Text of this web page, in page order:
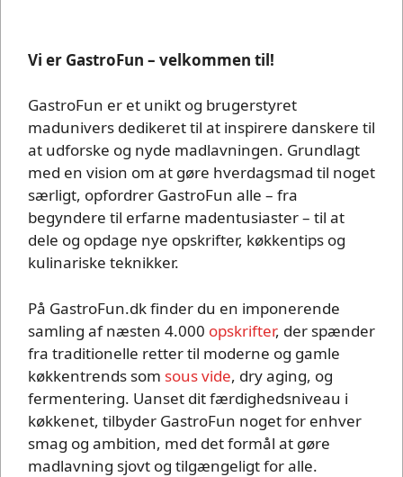
Vi er GastroFun – velkommen til!
GastroFun er et unikt og brugerstyret
madunivers dedikeret til at inspirere danskere til
at udforske og nyde madlavningen. Grundlagt
med en vision om at gøre hverdagsmad til noget
særligt, opfordrer GastroFun alle – fra
begyndere til erfarne madentusiaster – til at
dele og opdage nye opskrifter, køkkentips og
kulinariske teknikker.
På GastroFun.dk finder du en imponerende
samling af næsten 4.000 opskrifter, der spænder
fra traditionelle retter til moderne og gamle
køkkentrends som sous vide, dry aging, og
fermentering. Uanset dit færdighedsniveau i
køkkenet, tilbyder GastroFun noget for enhver
smag og ambition, med det formål at gøre
madlavning sjovt og tilgængeligt for alle.